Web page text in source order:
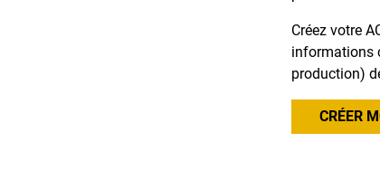
Créez votre
informations
production)
CRÉER